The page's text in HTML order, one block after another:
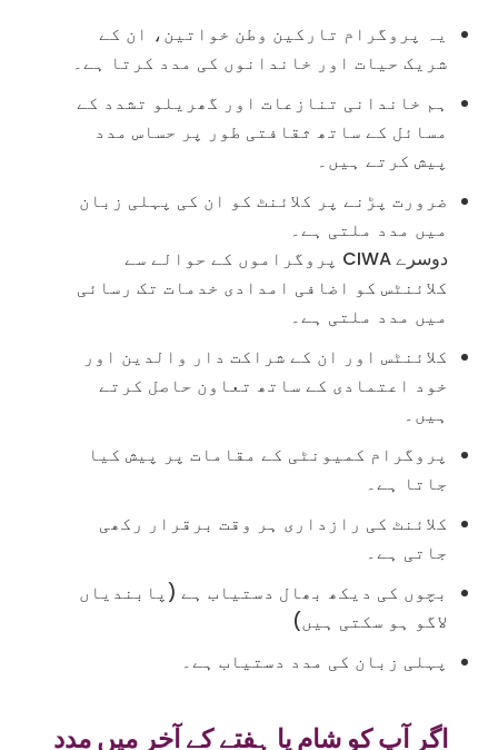
یہ پروگرام تارکین وطن خواتین، ان کے
شریک حیات اور خاندانوں کی مدد کرتا ہے۔
ہم خاندانی تنازعات اور گھریلو تشدد کے
مسائل کے ساتھ ثقافتی طور پر حساس مدد
پیش کرتے ہیں۔
ضرورت پڑنے پر کلائنٹ کو ان کی پہلی زبان
میں مدد ملتی ہے۔
دوسرے CIWA پروگراموں کے حوالے سے
کلائنٹس کو اضافی امدادی خدمات تک رسائی
میں مدد ملتی ہے۔
کلائنٹس اور ان کے شراکت دار والدین اور
خود اعتمادی کے ساتھ تعاون حاصل کرتے
ہیں۔
پروگرام کمیونٹی کے مقامات پر پیش کیا
جاتا ہے۔
کلائنٹ کی رازداری ہر وقت برقرار رکھی
جاتی ہے۔
بچوں کی دیکھ بھال دستیاب ہے (پابندیاں
لاگو ہو سکتی ہیں)
پہلی زبان کی مدد دستیاب ہے۔
اگر آپ کو شام یا ہفتے کے آخر میں مدد